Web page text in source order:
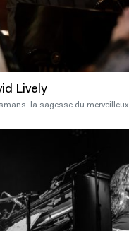
Lively
la sagesse du merveilleux